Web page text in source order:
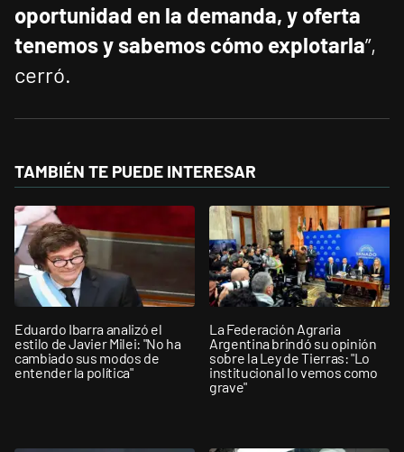
oportunidad en la demanda, y oferta
tenemos y sabemos cómo explotarla”,
cerró.
TAMBIÉN TE PUEDE INTERESAR
Eduardo Ibarra analizó el
estilo de Javier Milei: "No ha
cambiado sus modos de
entender la política"
La Federación Agraria
Argentina brindó su opinión
sobre la Ley de Tierras: "Lo
institucional lo vemos como
grave"